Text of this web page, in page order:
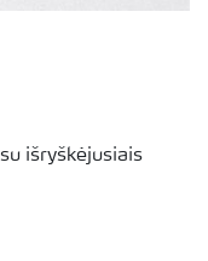
išryškėjusiais